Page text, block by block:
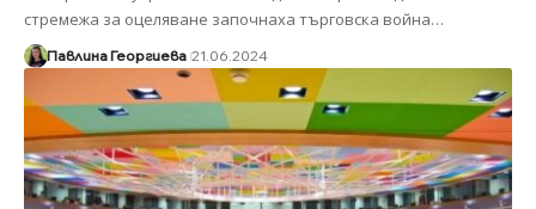
стремежа за оцеляване започнаха търговска война…
Павлина Георгиева 21.06.2024